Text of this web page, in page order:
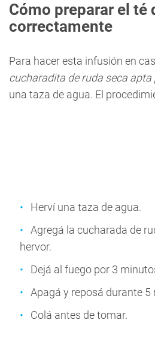
Cómo preparar el té
correctamente
Para hacer esta infusión en
cucharadita de ruda seca
una taza de agua. El
Herví una taza de agua.
Agregá la cucharada de
hervor.
Dejá al fuego por 3
Apagá y reposá durante 5
Colá antes de tomar.